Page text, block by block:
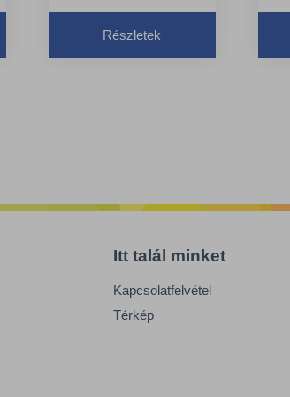
Egyszerűen
Részletek
Itt talál minket
Kapcsolatfelvétel
Térkép